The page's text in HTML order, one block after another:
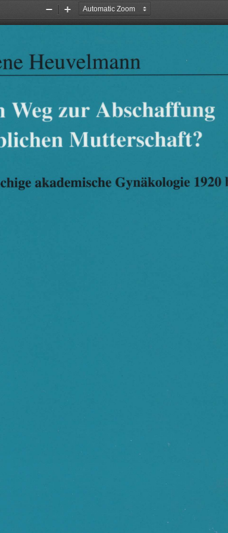
Zoom
Out
Zoom
In
Weg zur Abschaffung
Mutterschaft?